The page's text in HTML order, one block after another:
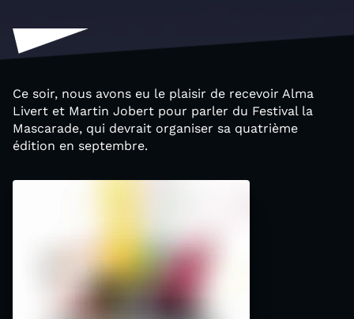
Ce soir, nous avons eu le plaisir de recevoir Alma
Livert et Martin Jobert pour parler du Festival la
Mascarade, qui devrait organiser sa quatrième
édition en septembre.